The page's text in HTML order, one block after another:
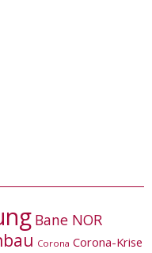
Bane NOR
Corona Corona-Krise